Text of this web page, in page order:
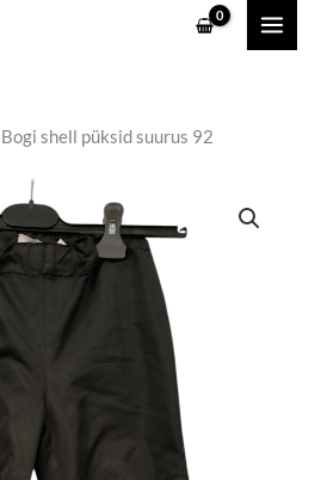
Bogi shell püksid suurus 92
€.